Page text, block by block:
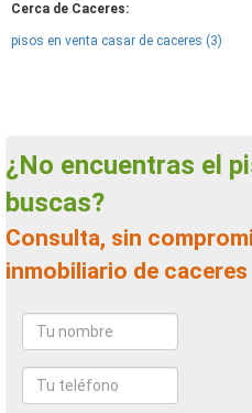
Cerca de Caceres:
pisos en venta casar de caceres (3)
¿No encuentras el piso en venta que
buscas?
Consulta, sin compromiso, a un agente
inmobiliario de caceres